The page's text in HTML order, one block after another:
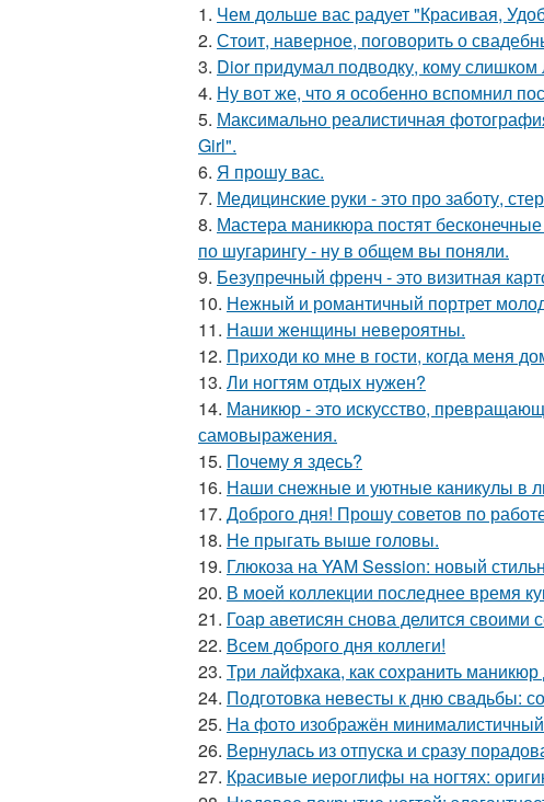
1. Чем дольше вас радует "Красивая,
2. Стоит, наверное, поговорить о
3. Dior придумал подводку, кому слишком
4. Ну вот же, что я особенно вспомнил
5. Максимально реалистичная
Girl".
6. Я прошу вас.
7. Медицинские руки - это про заботу,
8. Мастера маникюра постят
по шугарингу - ну в общем вы поняли.
9. Безупречный френч - это визитная
10. Нежный и романтичный портрет
11. Наши женщины невероятны.
12. Приходи ко мне в гости, когда меня
13. Ли ногтям отдых нужен?
14. Маникюр - это искусство,
самовыражения.
15. Почему я здесь?
16. Наши снежные и уютные каникулы в
17. Доброго дня! Прошу советов по
18. Не прыгать выше головы.
19. Глюкоза на YAM Session: новый
20. В моей коллекции последнее время
21. Гоар аветисян снова делится своими
22. Всем доброго дня коллеги!
23. Три лайфхака, как сохранить
24. Подготовка невесты к дню свадьбы:
25. На фото изображён минималистичный
26. Вернулась из отпуска и сразу
27. Красивые иероглифы на ногтях: